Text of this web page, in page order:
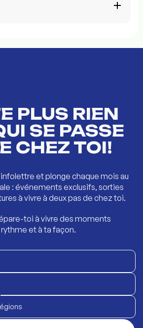
PLUS RIEN
SE PASSE
CHEZ TOI!
et plonge chaque mois au
: événements exclusifs, sorties
à vivre à deux pas de chez toi.
toi à vivre des moments
et à ta façon.